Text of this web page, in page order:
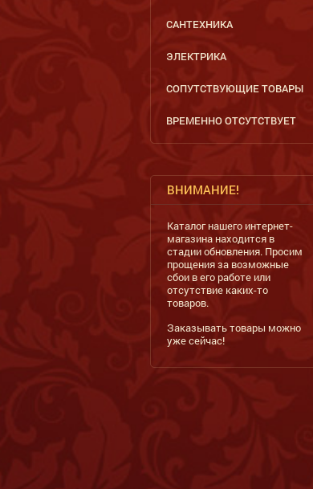
САНТЕХНИКА
ЭЛЕКТРИКА
СОПУТСТВУЮЩИЕ ТОВАРЫ
ВРЕМЕННО ОТСУТСТВУЕТ
ВНИМАНИЕ!
Каталог нашего интернет-
магазина находится в
стадии обновления. Просим
прощения за возможные
сбои в его работе или
отсутствие каких-то
товаров.
Заказывать товары можно
уже сейчас!